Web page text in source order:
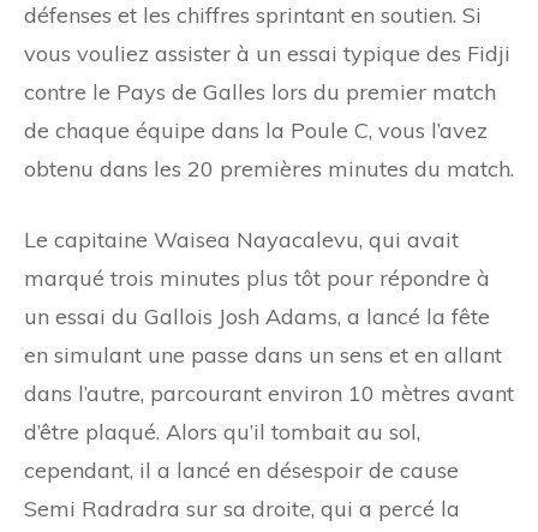
défenses et les chiffres sprintant en soutien. Si
vous vouliez assister à un essai typique des Fidji
contre le Pays de Galles lors du premier match
de chaque équipe dans la Poule C, vous l’avez
obtenu dans les 20 premières minutes du match.
Le capitaine Waisea Nayacalevu, qui avait
marqué trois minutes plus tôt pour répondre à
un essai du Gallois Josh Adams, a lancé la fête
en simulant une passe dans un sens et en allant
dans l’autre, parcourant environ 10 mètres avant
d’être plaqué. Alors qu’il tombait au sol,
cependant, il a lancé en désespoir de cause
Semi Radradra sur sa droite, qui a percé la